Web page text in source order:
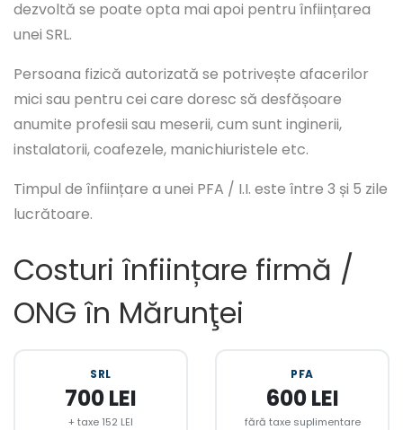
dezvoltă se poate opta mai apoi pentru înființarea
unei SRL.
Persoana fizică autorizată se potrivește afacerilor
mici sau pentru cei care doresc să desfășoare
anumite profesii sau meserii, cum sunt inginerii,
instalatorii, coafezele, manichiuristele etc.
Timpul de înființare a unei PFA / I.I. este între 3 și 5 zile
lucrătoare.
Costuri înființare firmă /
ONG în Mărunţei
SRL
700 LEI
+ taxe 152 LEI
PFA
600 LEI
fără taxe suplimentare